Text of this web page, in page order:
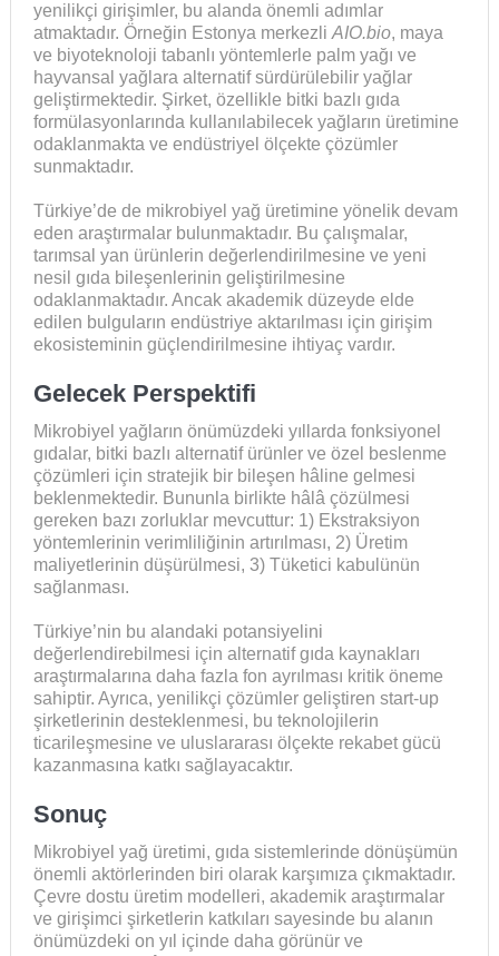
yenilikçi girişimler, bu alanda önemli adımlar
atmaktadır. Örneğin Estonya merkezli AIO.bio, maya
ve biyoteknoloji tabanlı yöntemlerle palm yağı ve
hayvansal yağlara alternatif sürdürülebilir yağlar
geliştirmektedir. Şirket, özellikle bitki bazlı gıda
formülasyonlarında kullanılabilecek yağların üretimine
odaklanmakta ve endüstriyel ölçekte çözümler
sunmaktadır.
Türkiye’de de mikrobiyel yağ üretimine yönelik devam
eden araştırmalar bulunmaktadır. Bu çalışmalar,
tarımsal yan ürünlerin değerlendirilmesine ve yeni
nesil gıda bileşenlerinin geliştirilmesine
odaklanmaktadır. Ancak akademik düzeyde elde
edilen bulguların endüstriye aktarılması için girişim
ekosisteminin güçlendirilmesine ihtiyaç vardır.
Gelecek Perspektifi
Mikrobiyel yağların önümüzdeki yıllarda fonksiyonel
gıdalar, bitki bazlı alternatif ürünler ve özel beslenme
çözümleri için stratejik bir bileşen hâline gelmesi
beklenmektedir. Bununla birlikte hâlâ çözülmesi
gereken bazı zorluklar mevcuttur: 1) Ekstraksiyon
yöntemlerinin verimliliğinin artırılması, 2) Üretim
maliyetlerinin düşürülmesi, 3) Tüketici kabulünün
sağlanması.
Türkiye’nin bu alandaki potansiyelini
değerlendirebilmesi için alternatif gıda kaynakları
araştırmalarına daha fazla fon ayrılması kritik öneme
sahiptir. Ayrıca, yenilikçi çözümler geliştiren start-up
şirketlerinin desteklenmesi, bu teknolojilerin
ticarileşmesine ve uluslararası ölçekte rekabet gücü
kazanmasına katkı sağlayacaktır.
Sonuç
Mikrobiyel yağ üretimi, gıda sistemlerinde dönüşümün
önemli aktörlerinden biri olarak karşımıza çıkmaktadır.
Çevre dostu üretim modelleri, akademik araştırmalar
ve girişimci şirketlerin katkıları sayesinde bu alanın
önümüzdeki on yıl içinde daha görünür ve